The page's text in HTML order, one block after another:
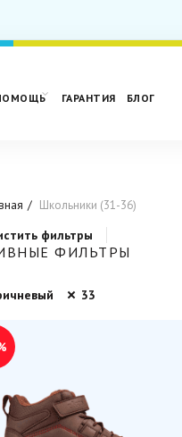
ГАРАНТИЯ БЛОГ
Школьники (31-36)
фильтры
ФИЛЬТРЫ
33